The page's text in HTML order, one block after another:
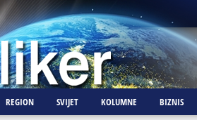
REGION SVIJET KOLUMNE BIZNIS